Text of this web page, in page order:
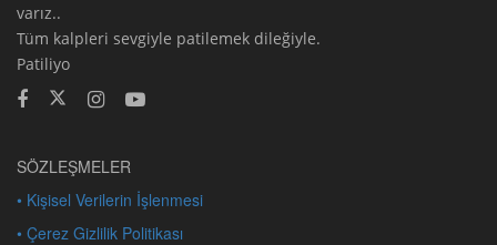
varız..
Tüm kalpleri sevgiyle patilemek dileğiyle.
Patiliyo
SÖZLEŞMELER
• Kişisel Verilerin İşlenmesi
• Çerez Gizlilik Politikası